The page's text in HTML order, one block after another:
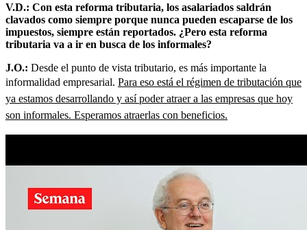
V.D.: Con esta reforma tributaria, los asalariados saldrán
clavados como siempre porque nunca pueden escaparse de los
impuestos, siempre están reportados. ¿Pero esta reforma
tributaria va a ir en busca de los informales?
J.O.: Desde el punto de vista tributario, es más importante la
informalidad empresarial. Para eso está el régimen de tributación que
ya estamos desarrollando y así poder atraer a las empresas que hoy
son informales. Esperamos atraerlas con beneficios.